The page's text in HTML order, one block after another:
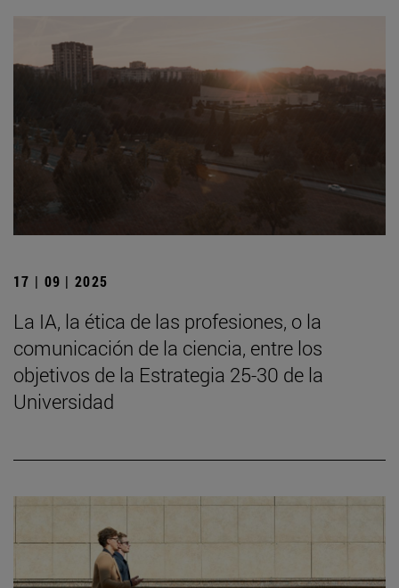
17 | 09 | 2025
La IA, la ética de las profesiones, o la
comunicación de la ciencia, entre los
objetivos de la Estrategia 25-30 de la
Universidad